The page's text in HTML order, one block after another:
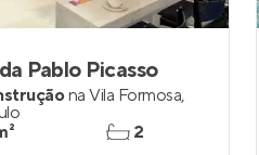
Pablo Picasso
na Vila Formosa,
2